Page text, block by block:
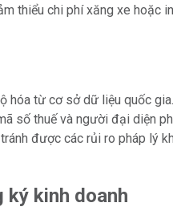
thiểu chi phí xăng xe hoặc
hóa từ cơ sở dữ liệu quốc
số thuế và người đại diện
được các rủi ro pháp lý
ký kinh doanh